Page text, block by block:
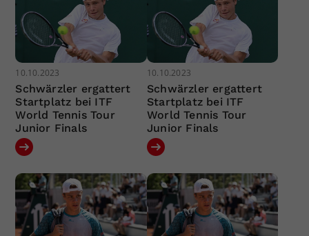
10.10.2023
Schwärzler ergattert
Startplatz bei ITF
World Tennis Tour
Junior Finals
10.10.2023
Schwärzler ergattert
Startplatz bei ITF
World Tennis Tour
Junior Finals